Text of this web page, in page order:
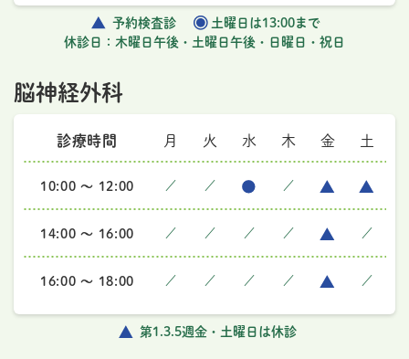
予約検査診
土曜日は13:00まで
休診日：木曜日午後・土曜日午後・日曜日・祝日
脳神経外科
診療時間 月 火 水 木 金 土
10:00 ～ 12:00 ／ ／ ／
14:00 ～ 16:00 ／ ／ ／ ／ ／
16:00 ～ 18:00 ／ ／ ／ ／ ／
第1.3.5週金・土曜日は休診